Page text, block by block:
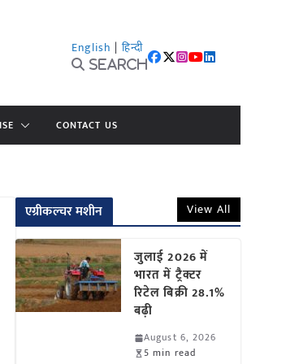
English | हिन्दी
Search
CONTACT US
एग्रीकल्चर मशीन View All
जुलाई 2026 में
भारत में ट्रैक्टर
रिटेल बिक्री 28.1%
बढ़ी
August 6, 2026
5 min read